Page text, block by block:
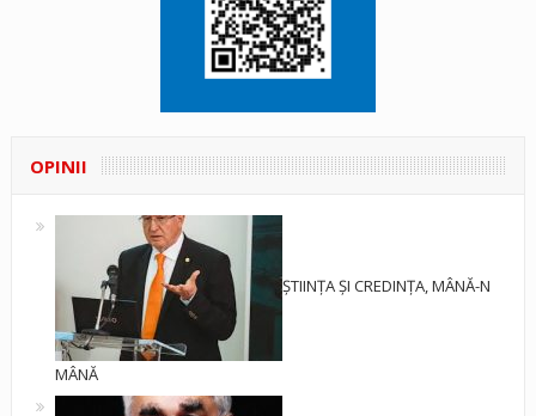
OPINII
ȘTIINȚA ȘI CREDINȚA, MÂNĂ-N
MÂNĂ